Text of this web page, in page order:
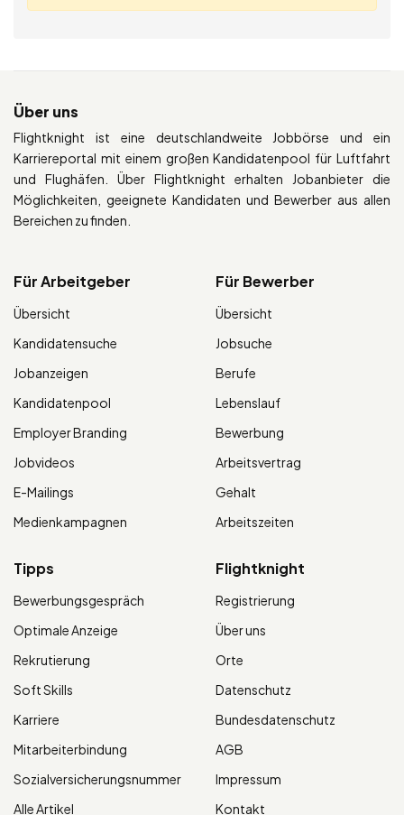
Über uns
Flightknight ist eine deutschlandweite Jobbörse und ein
Karriereportal mit einem großen Kandidatenpool für Luftfahrt
und Flughäfen. Über Flightknight erhalten Jobanbieter die
Möglichkeiten, geeignete Kandidaten und Bewerber aus allen
Bereichen zu finden.
Für Arbeitgeber
Übersicht
Kandidatensuche
Jobanzeigen
Kandidatenpool
Employer Branding
Jobvideos
E-Mailings
Medienkampagnen
Für Bewerber
Übersicht
Jobsuche
Berufe
Lebenslauf
Bewerbung
Arbeitsvertrag
Gehalt
Arbeitszeiten
Tipps
Bewerbungsgespräch
Optimale Anzeige
Rekrutierung
Soft Skills
Karriere
Mitarbeiterbindung
Sozialversicherungsnummer
Alle Artikel
Flightknight
Registrierung
Über uns
Orte
Datenschutz
Bundesdatenschutz
AGB
Impressum
Kontakt